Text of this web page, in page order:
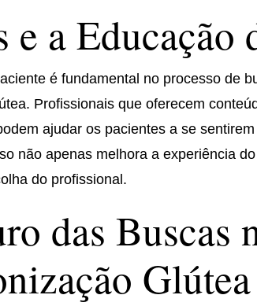
e a Educação
é fundamental no processo de
Profissionais que oferecem
ajudar os pacientes a se
não apenas melhora a experiência
do profissional.
das Buscas
Glútea